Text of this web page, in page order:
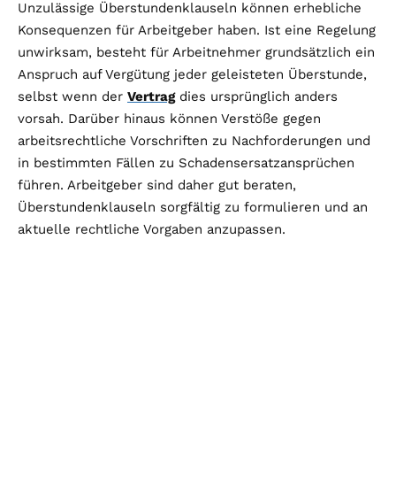
Unzulässige Überstundenklauseln können erhebliche
Konsequenzen für Arbeitgeber haben. Ist eine Regelung
unwirksam, besteht für Arbeitnehmer grundsätzlich ein
Anspruch auf Vergütung jeder geleisteten Überstunde,
selbst wenn der Vertragdies ursprünglich anders
vorsah. Darüber hinaus können Verstöße gegen
arbeitsrechtliche Vorschriften zu Nachforderungen und
in bestimmten Fällen zu Schadensersatzansprüchen
führen. Arbeitgeber sind daher gut beraten,
Überstundenklauseln sorgfältig zu formulieren und an
aktuelle rechtliche Vorgaben anzupassen.